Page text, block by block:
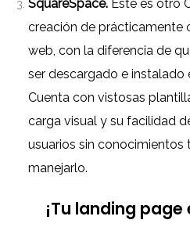
SquareSpace. Este es otro
creación de prácticamente
web, con la diferencia de
ser descargado e instalado
Cuenta con vistosas
carga visual y su facilidad
usuarios sin
manejarlo.
¡Tu landing